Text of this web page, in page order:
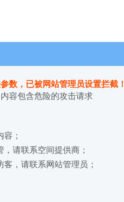
数，已被网站管理员设置拦截！
容包含危险的攻击请求
；
，请联系空间提供商；
客，请联系网站管理员；